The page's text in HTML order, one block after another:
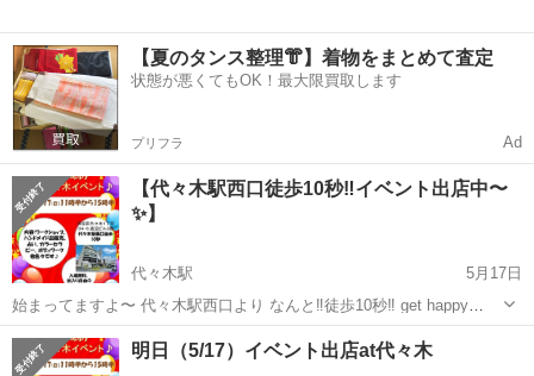
【夏のタンス整理👘】着物をまとめて査定
状態が悪くてもOK！最大限買取します
プリフラ Ad
【代々木駅西口徒歩10秒‼️イベント出店中〜
✨】
代々木駅
5月17日
始まってますよ〜 代々木駅西口より なんと‼️徒歩10秒‼️ get happy
代々木マルシェ 開催中です🙌🏻 なんと言っても駅チカ‼️ 近くには明治
神宮もあり お散歩、散策に最適☀️ 是非、皆様 遊びにお越しくだ...
東京 渋谷区 代々木駅 その他 マルシェ
明日（5/17）イベント出店at代々木